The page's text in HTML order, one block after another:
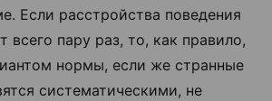
Если расстройства поведения
всего пару раз, то, как правило,
нормы, если же странные
систематическими, не